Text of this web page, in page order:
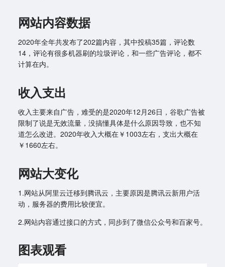
网站内容数据
2020年全年共发布了202篇内容，其中投稿35篇，评论数
14，评论有很多机器刷的垃圾评论，和一些广告评论，都不
计算在内。
收入支出
收入主要来自广告，难受的是2020年12月26日，谷歌广告被
限制了说是无效流量，没搞懂具体是什么原因导致，也不知
道怎么改进。2020年收入大概在￥1003左右，支出大概在
￥1660左右。
网站大变化
1.网站从阿里云迁移到腾讯云，主要原因是腾讯云新用户活
动，服务器的费用比较便宜。
2.网站内容通过接口的方式，同步到了微信公众号和百家号。
图表观看